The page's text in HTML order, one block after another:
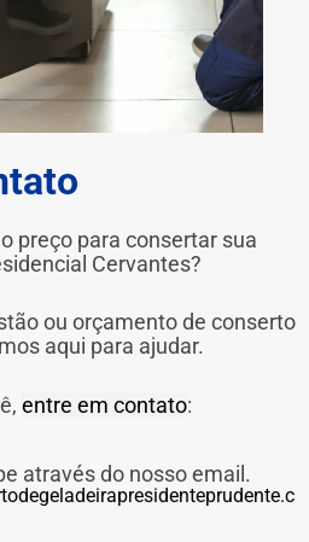
preço para consertar sua
Cervantes?
ou orçamento de conserto
aqui para ajudar.
entre em contato:
através do nosso email.